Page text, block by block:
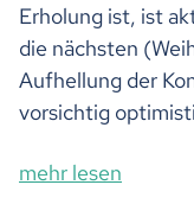
Erholung ist, ist
die nächsten
Aufhellung der
vorsichtig
mehr lesen